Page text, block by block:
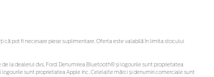
că pot fi necesare piese suplimentare. Oferta este valabilă în limita stocului
la dealerul dvs. Ford. Denumirea Bluetooth® și logourile sunt proprietatea
sunt proprietatea Apple Inc. Celelalte mărci și denumiri comerciale sunt